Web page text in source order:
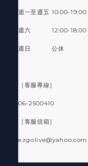
週一至週五 10:00-19:00
週六 12:00-18:00
週日 公休
［客服專線］
06-2500410
［客服信箱］
ezgolive@yahoo.com